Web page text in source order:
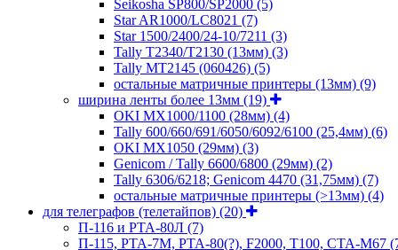
Seikosha SP800/SP2000 (5)
Star AR1000/LC8021 (7)
Star 1500/2400/24-10/7211 (3)
Tally T2340/T2130 (13мм) (3)
Tally MT2145 (060426) (5)
остальные матричные принтеры (13мм) (9)
ширина ленты более 13мм (19)
OKI MX1000/1100 (28мм) (4)
Tally 600/660/691/6050/6092/6100 (25,4мм) (6)
OKI MX1050 (29мм) (3)
Genicom / Tally 6600/6800 (29мм) (2)
Tally 6306/6218; Genicom 4470 (31,75мм) (7)
остальные матричные принтеры (>13мм) (4)
для телеграфов (телетайпов) (20)
П-116 и РТА-80Л (7)
П-115, РТА-7М, РТА-80(?), F2000, T100, СТА-М67